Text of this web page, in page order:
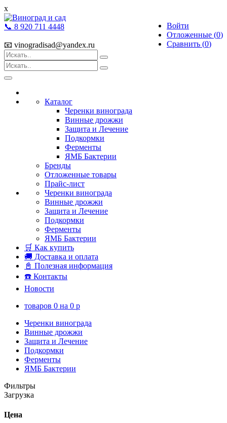
x
Войти
Отложенные (0)
Сравнить (0)
📞 8 920 711 4448
📧 vinogradisad@yandex.ru
Toggle
Каталог
Черенки винограда
Винные дрожжи
Защита и Лечение
Подкормки
Ферменты
ЯМБ Бактерии
Бренды
Отложенные товары
Прайс-лист
Черенки винограда
Винные дрожжи
Защита и Лечение
Подкормки
Ферменты
ЯМБ Бактерии
🛒 Как купить
🚚 Доставка и оплата
📓 Полезная информация
☎️ Контакты
Новости
товаров 0 на 0 p
Черенки винограда
Винные дрожжи
Защита и Лечение
Подкормки
Ферменты
ЯМБ Бактерии
Фильтры
Загрузка
Цена